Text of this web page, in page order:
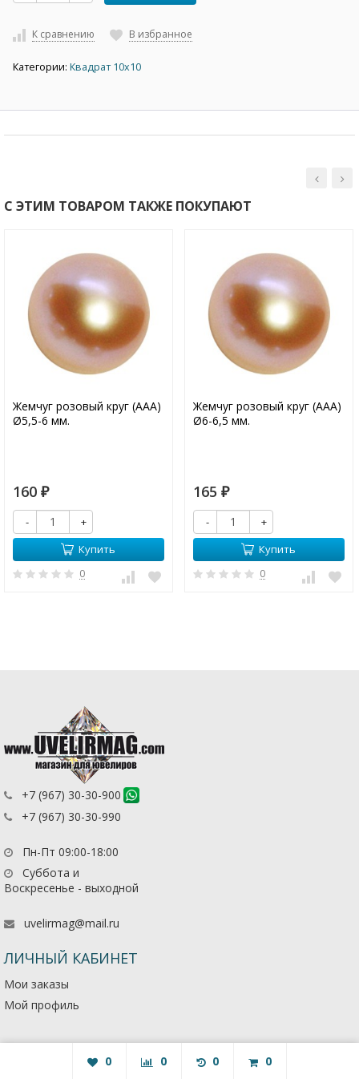
К сравнению В избранное
Категории: Квадрат 10х10
С ЭТИМ ТОВАРОМ ТАКЖЕ ПОКУПАЮТ
Жемчуг розовый круг (ААА)
Ø5,5-6 мм.
160 ₽
-
+
Купить
0
Жемчуг розовый круг (ААА)
Ø6-6,5 мм.
165 ₽
-
+
Купить
0
+7 (967) 30-30-900
+7 (967) 30-30-990
Пн-Пт 09:00-18:00
Суббота и
Воскресенье - выходной
uvelirmag@mail.ru
ЛИЧНЫЙ КАБИНЕТ
Мои заказы
Мой профиль
0 0 0 0